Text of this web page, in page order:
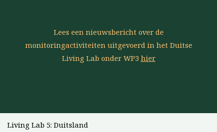
Lees een nieuwsbericht over de
monitoringactiviteiten uitgevoerd in het Duitse
Living Lab onder WP3 hier
Living Lab 5: Duitsland